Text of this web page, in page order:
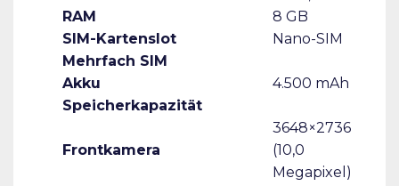
RAM
8 GB
SIM-Kartenslot
Nano-SIM
Mehrfach SIM
Akku
4.500 mAh
Speicherkapazität
Frontkamera
3648×2736
(10,0
Megapixel)